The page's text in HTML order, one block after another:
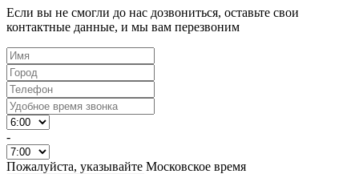
Если вы не смогли до нас дозвониться, оставьте свои
контактные данные, и мы вам перезвоним
-
Пожалуйста, указывайте Московское время